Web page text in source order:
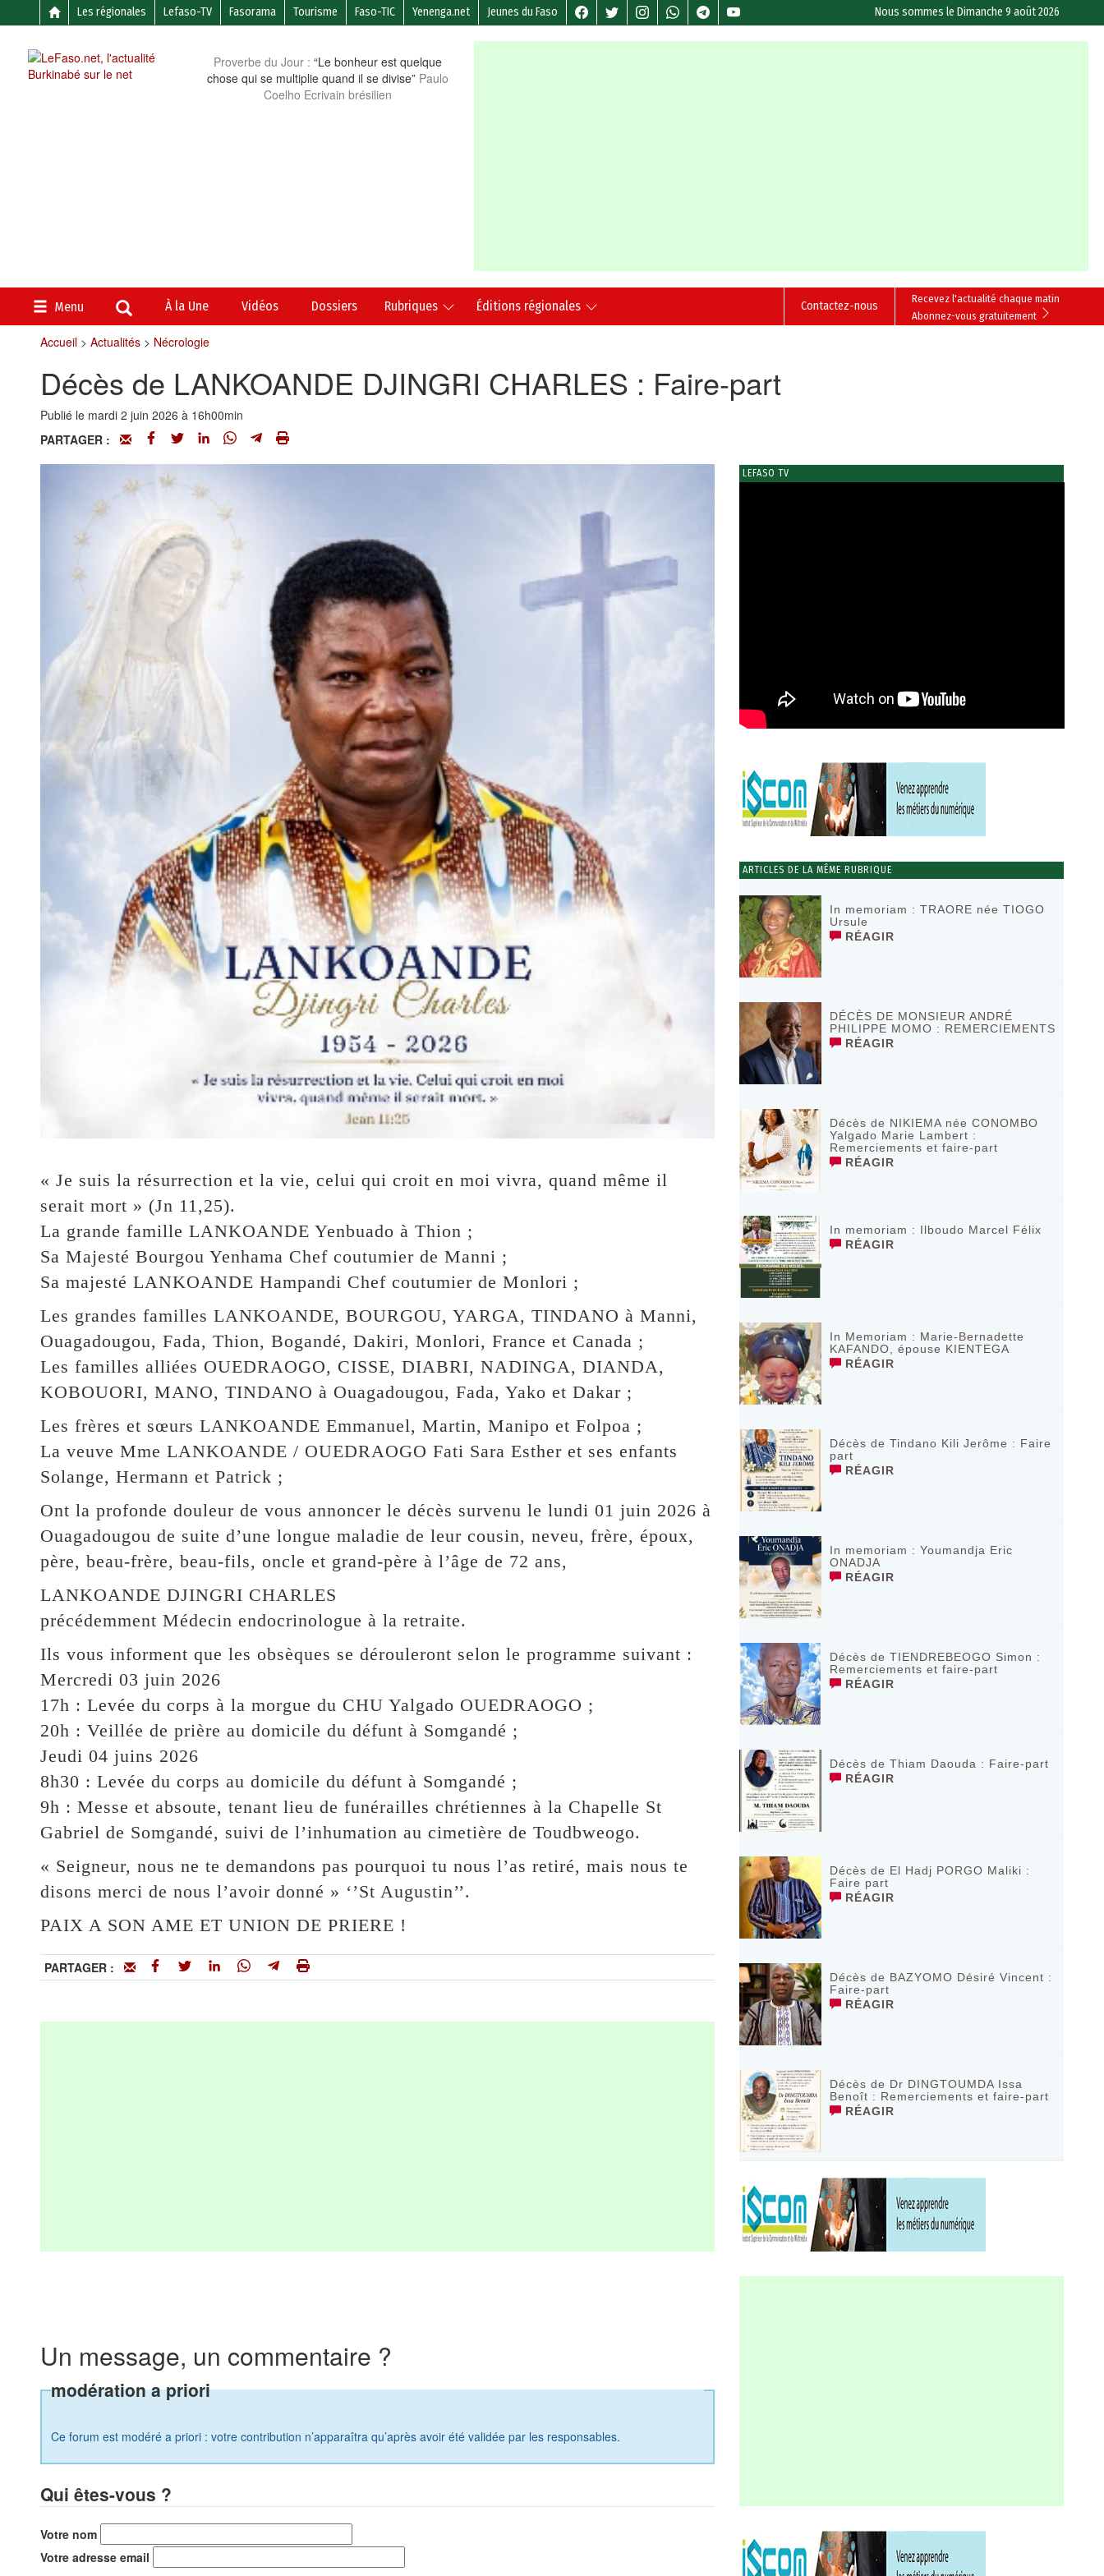
Les régionales Lefaso-TV Fasorama Tourisme Faso-TIC Yenenga.net Jeunes du Faso Nous sommes leDimanche 9 août 2026
Proverbe du Jour : “Le bonheur est quelque
chose qui se multiplie quand il se divise” Paulo
Coelho Ecrivain brésilien
Menu À la Une Vidéos Dossiers Rubriques Éditions régionales
Recevez l'actualité chaque matin
Abonnez-vous gratuitement
Contactez-nous
Accueil> Actualités> Nécrologie
Décès de LANKOANDE DJINGRI CHARLES : Faire-part
Publié le mardi 2 juin 2026 à 16h00min
PARTAGER :
« Je suis la résurrection et la vie, celui qui croit en moi vivra, quand même il
serait mort » (Jn 11,25).
La grande famille LANKOANDE Yenbuado à Thion ;
Sa Majesté Bourgou Yenhama Chef coutumier de Manni ;
Sa majesté LANKOANDE Hampandi Chef coutumier de Monlori ;
Les grandes familles LANKOANDE, BOURGOU, YARGA, TINDANO à Manni,
Ouagadougou, Fada, Thion, Bogandé, Dakiri, Monlori, France et Canada ;
Les familles alliées OUEDRAOGO, CISSE, DIABRI, NADINGA, DIANDA,
KOBOUORI, MANO, TINDANO à Ouagadougou, Fada, Yako et Dakar ;
Les frères et sœurs LANKOANDE Emmanuel, Martin, Manipo et Folpoa ;
La veuve Mme LANKOANDE / OUEDRAOGO Fati Sara Esther et ses enfants
Solange, Hermann et Patrick ;
Ont la profonde douleur de vous annoncer le décès survenu le lundi 01 juin 2026 à
Ouagadougou de suite d’une longue maladie de leur cousin, neveu, frère, époux,
père, beau-frère, beau-fils, oncle et grand-père à l’âge de 72 ans,
LANKOANDE DJINGRI CHARLES
précédemment Médecin endocrinologue à la retraite.
Ils vous informent que les obsèques se dérouleront selon le programme suivant :
Mercredi 03 juin 2026
17h : Levée du corps à la morgue du CHU Yalgado OUEDRAOGO ;
20h : Veillée de prière au domicile du défunt à Somgandé ;
Jeudi 04 juins 2026
8h30 : Levée du corps au domicile du défunt à Somgandé ;
9h : Messe et absoute, tenant lieu de funérailles chrétiennes à la Chapelle St
Gabriel de Somgandé, suivi de l’inhumation au cimetière de Toudbweogo.
« Seigneur, nous ne te demandons pas pourquoi tu nous l’as retiré, mais nous te
disons merci de nous l’avoir donné » ‘’St Augustin’’.
PAIX A SON AME ET UNION DE PRIERE !
PARTAGER :
Un message, un commentaire ?
modération a priori
Ce forum est modéré a priori : votre contribution n’apparaîtra qu’après avoir été validée par les responsables.
Qui êtes-vous ?
Votre nom
Votre adresse email
LEFASO TV
ARTICLES DE LA MÊME RUBRIQUE
In memoriam : TRAORE née TIOGO
Ursule
RÉAGIR
DÉCÈS DE MONSIEUR ANDRÉ
PHILIPPE MOMO : REMERCIEMENTS
RÉAGIR
Décès de NIKIEMA née CONOMBO
Yalgado Marie Lambert :
Remerciements et faire-part
RÉAGIR
In memoriam : Ilboudo Marcel Félix
RÉAGIR
In Memoriam : Marie-Bernadette
KAFANDO, épouse KIENTEGA
RÉAGIR
Décès de Tindano Kili Jerôme : Faire
part
RÉAGIR
In memoriam : Youmandja Eric
ONADJA
RÉAGIR
Décès de TIENDREBEOGO Simon :
Remerciements et faire-part
RÉAGIR
Décès de Thiam Daouda : Faire-part
RÉAGIR
Décès de El Hadj PORGO Maliki :
Faire part
RÉAGIR
Décès de BAZYOMO Désiré Vincent :
Faire-part
RÉAGIR
Décès de Dr DINGTOUMDA Issa
Benoît : Remerciements et faire-part
RÉAGIR